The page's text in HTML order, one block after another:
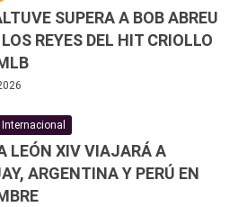
SUPERA A BOB ABREU
REYES DEL HIT CRIOLLO
Internacional
LEÓN XIV VIAJARÁ A
ARGENTINA Y PERÚ EN